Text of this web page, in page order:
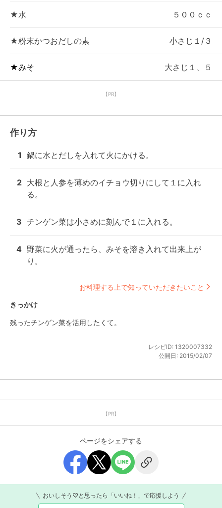
★水 ５００ｃｃ
★粉末かつおだしの素 小さじ１/３
★みそ 大さじ１、５
【PR】
作り方
1 鍋に水とだしを入れて火にかける。
2 大根と人参を薄めのイチョウ切りにして１に入れ
る。
3 チンゲン菜は小さめに刻んで１に入れる。
4 野菜に火が通ったら、みそを溶き入れて出来上が
り。
お料理する上で知っていただきたいこと
きっかけ
残ったチンゲン菜を活用したくて。
レシピID: 1320007332
公開日: 2015/02/07
【PR】
ページをシェアする
おいしそう♡と思ったら「いいね！」で応援しよう